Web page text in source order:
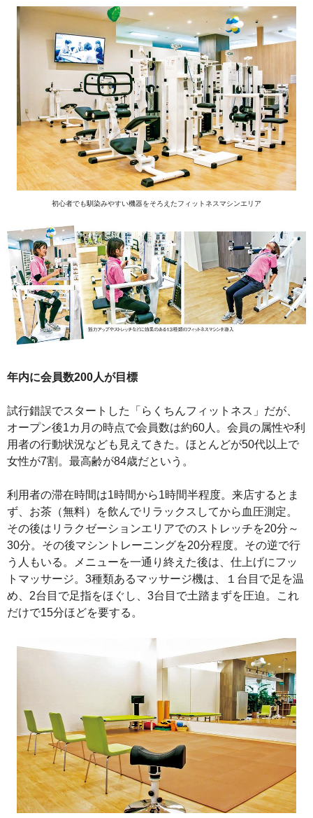
初心者でも馴染みやすい機器をそろえたフィットネスマシンエリア
年内に会員数200人が目標
試行錯誤でスタートした「らくちんフィットネス」だが、
オープン後1カ月の時点で会員数は約60人。会員の属性や利
用者の行動状況なども見えてきた。ほとんどが50代以上で
女性が7割。最高齢が84歳だという。
利用者の滞在時間は1時間から1時間半程度。来店するとま
ず、お茶（無料）を飲んでリラックスしてから血圧測定。
その後はリラクゼーションエリアでのストレッチを20分～
30分。その後マシントレーニングを20分程度。その逆で行
う人もいる。メニューを一通り終えた後は、仕上げにフッ
トマッサージ。3種類あるマッサージ機は、１台目で足を温
め、2台目で足指をほぐし、3台目で土踏まずを圧迫。これ
だけで15分ほどを要する。